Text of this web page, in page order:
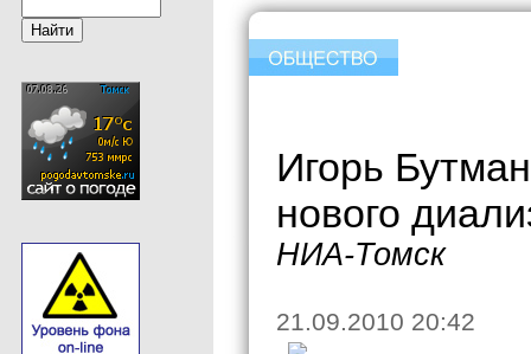
Игорь
нового
НИА-Томск
21.09.2010 20:42